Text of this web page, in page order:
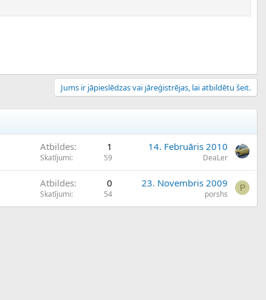
Jums ir jāpieslēdzas vai jāreģistrējas, lai atbildētu šeit.
Atbildes 1
Skatījumi 59
14. Februāris 2010
DeaLer
Atbildes 0
Skatījumi 54
23. Novembris 2009
porshs
P